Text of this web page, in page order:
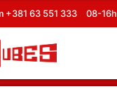
+381 ‎63 551 333 08-16h